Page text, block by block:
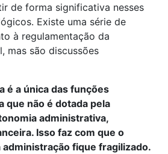
de forma significativa nesses
Existe uma série de
à regulamentação da
mas são discussões
é a única das funções
que não é dotada pela
administrativa,
Isso faz com que o
fique fragilizado.